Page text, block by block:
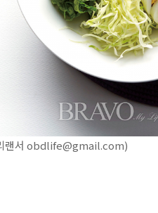
랜서 obdlife@gmail.com)